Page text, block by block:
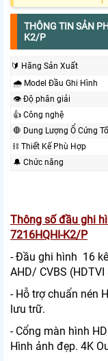
THÔNG TIN SẢN
K2/P
🔰 Hãng Sản Xuất
🌧️ Model Đầu Ghi Hình
👁 Độ phân giải
👍 Công nghệ
🛑 Dung Lượng Ổ Cứng
⛓ Thiết Kế Phù Hợp
🔔 Chức năng
Thông số đầu ghi
7216HQHI-K2/P
- Đầu ghi hình 16
AHD/ CVBS
- Hỗ trợ chuẩn nén
lưu trữ.
- Cổng màn hình
Hình ảnh đẹp. 4K